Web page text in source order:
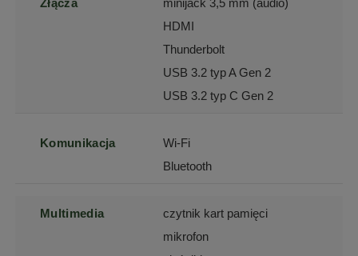
HDMI
Thunderbolt
USB 3.2 typ A Gen 2
USB 3.2 typ C Gen 2
Komunikacja
Wi-Fi
Bluetooth
Multimedia
czytnik kart pamięci
mikrofon